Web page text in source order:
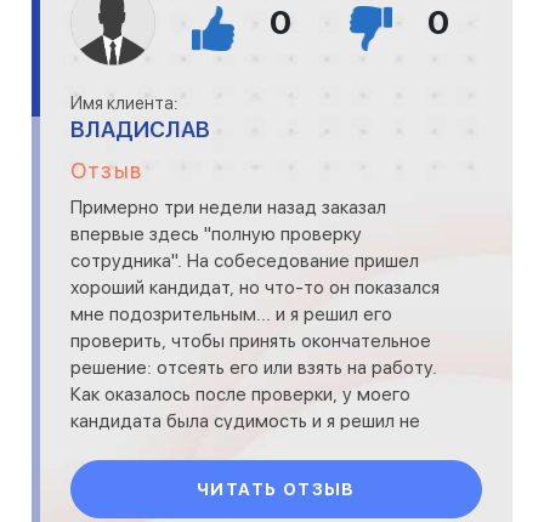
0 0
Имя клиента:
ВЛАДИСЛАВ
Отзыв
Примерно три недели назад заказал
впервые здесь "полную проверку
сотрудника". На собеседование пришел
хороший кандидат, но что-то он показался
мне подозрительным... и я решил его
проверить, чтобы принять окончательное
решение: отсеять его или взять на работу.
Как оказалось после проверки, у моего
кандидата была судимость и я решил не
ЧИТАТЬ ОТЗЫВ